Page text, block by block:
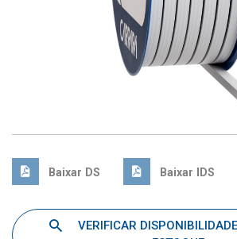
Baixar DS Baixar IDS
VERIFICAR